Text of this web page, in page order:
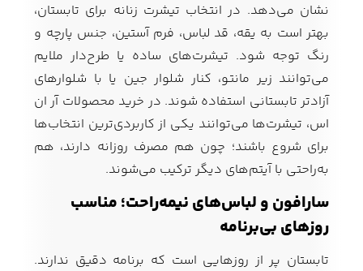
نشان می‌دهد. در انتخاب تیشرت زنانه برای تابستان،
بهتر است به یقه، قد لباس، فرم آستین، جنس پارچه و
رنگ توجه شود. تیشرت‌های ساده یا طرح‌دار ملایم
می‌توانند زیر مانتو، کنار شلوار جین یا با شلوارهای
آزادتر تابستانی استفاده شوند. در خرید محصولات آر ان
اس، تیشرت‌ها می‌توانند یکی از کاربردی‌ترین انتخاب‌ها
برای شروع باشند؛ چون هم مصرف روزانه دارند، هم
به‌راحتی با آیتم‌های دیگر ترکیب می‌شوند.
سارافون و لباس‌های نیمه‌راحت؛ مناسب
روزهای بی‌برنامه
تابستان پر از روزهایی است که برنامه دقیق ندارند.